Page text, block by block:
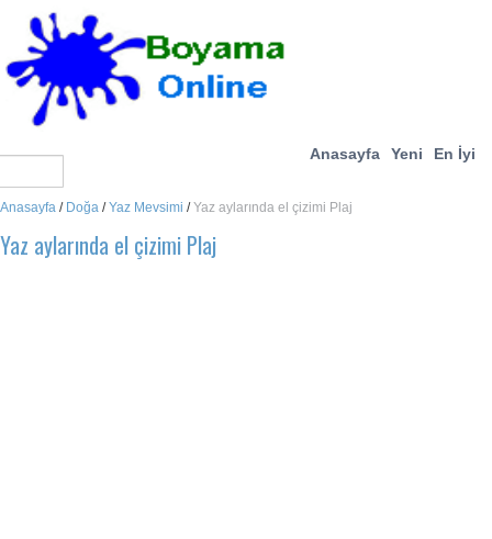
Anasayfa Yeni En İyi
Anasayfa / Doğa /Yaz Mevsimi /Yaz aylarında el çizimi Plaj
Yaz aylarında el çizimi Plaj